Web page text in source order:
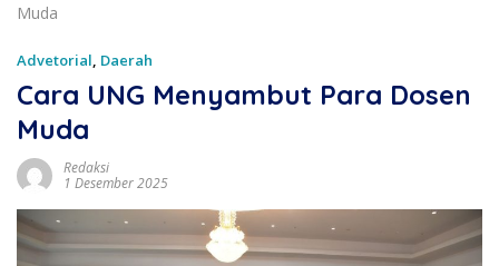
Muda
Advetorial, Daerah
Cara UNG Menyambut Para Dosen
Muda
Redaksi
1 Desember 2025